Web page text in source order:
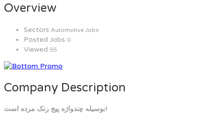
Overview
Sectors Automotive Jobs
Posted Jobs 0
Viewed 55
Company Description
بوسیله چندواژه پیج رنک مرده است!